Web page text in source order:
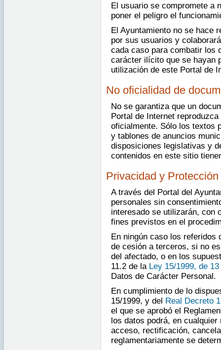
El usuario se compromete a
poner el peligro el
El Ayuntamiento no se hace
por sus usuarios y
cada caso para combatir los
carácter ilícito que se hayan
utilización de este Portal de
No oficialidad de
No se garantiza que un
Portal de Internet
oficialmente. Sólo los textos
y tablones de anuncios
disposiciones legislativas y
contenidos en este sitio
Privacidad y
A través del Portal del
personales sin
interesado se utilizarán, con
fines previstos en el
En ningún caso los referidos
de cesión a terceros, si no
del afectado, o en los
11.2 de la Ley 15/1999, de
Datos de Carácter Personal.
En cumplimiento de lo
15/1999, y del Real Decreto
el que se aprobó el
los datos podrá, en
acceso, rectificación,
reglamentariamente se